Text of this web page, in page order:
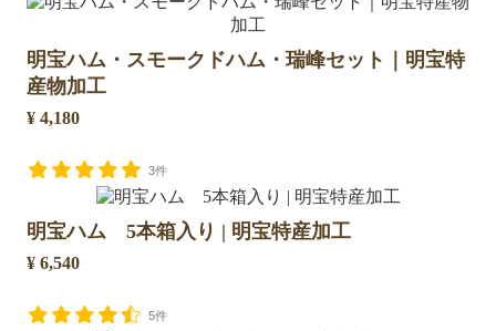
明宝ハム・スモークドハム・瑞峰セット｜明宝特
産物加工
¥ 4,180
3件
明宝ハム 5本箱入り | 明宝特産加工
¥ 6,540
5件